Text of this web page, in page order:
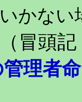
かない
（冒
理者